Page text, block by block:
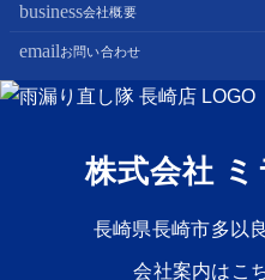
谷板金工事
business会社概要
会社案内
スタッフ紹介
emailお問い合わせ
株式会社
長崎県長崎市多以
会社案内はこ